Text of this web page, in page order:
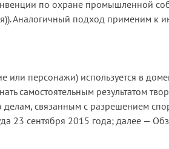
по охране промышленной
Аналогичный подход применим к
или персонажи) используется в
самостоятельным результатом
связанным с разрешением
23 сентября 2015 года; далее —